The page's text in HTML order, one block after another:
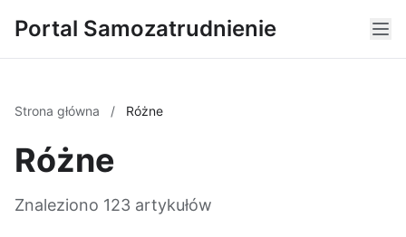
Portal Samozatrudnienie
Strona główna / Różne
Różne
Znaleziono 123 artykułów